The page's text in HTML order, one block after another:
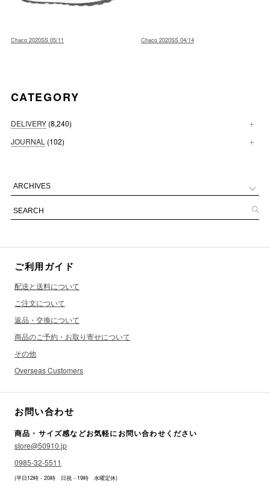
Chaco 2020SS 05/11 Chaco 2020SS 04/14
CATEGORY
DELIVERY (8,240)
JOURNAL (102)
ご利用ガイド
配送と送料について
ご注文について
返品・交換について
商品のご予約・お取り寄せについて
その他
Overseas Customers
お問い合わせ
商品・サイズ感などお気軽にお問い合わせください
store@50910.jp
0985-32-5511
(平日12時 - 20時 日祝 - 19時 水曜定休)